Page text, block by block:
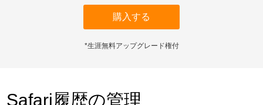
購入する
*生涯無料アップグレード権付
Safari履歴の管理